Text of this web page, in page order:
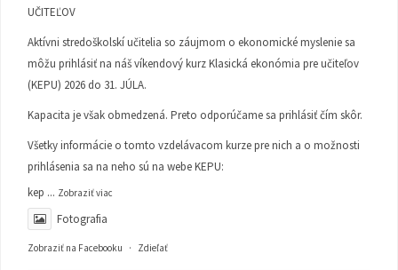
UČITEĽOV
Aktívni stredoškolskí učitelia so záujmom o ekonomické myslenie sa
môžu prihlásiť na náš víkendový kurz Klasická ekonómia pre učiteľov
(KEPU) 2026 do 31. JÚLA.
Kapacita je však obmedzená. Preto odporúčame sa prihlásiť čím skôr.
Všetky informácie o tomto vzdelávacom kurze pre nich a o možnosti
prihlásenia sa na neho sú na webe KEPU:
kep ... Zobraziť viac
Fotografia
Zobraziť na Facebooku · Zdieľať